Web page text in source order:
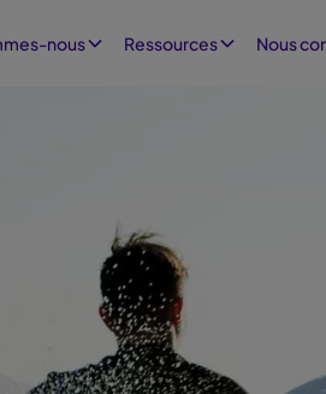
nous Ressources Nous